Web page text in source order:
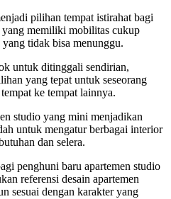
pilihan tempat istirahat bagi
yang memiliki mobilitas cukup
tidak bisa menunggu.
untuk ditinggali sendirian,
yang tepat untuk seseorang
ke tempat lainnya.
studio yang mini menjadikan
untuk mengatur berbagai interior
dan selera.
penghuni baru apartemen studio
referensi desain apartemen
sesuai dengan karakter yang